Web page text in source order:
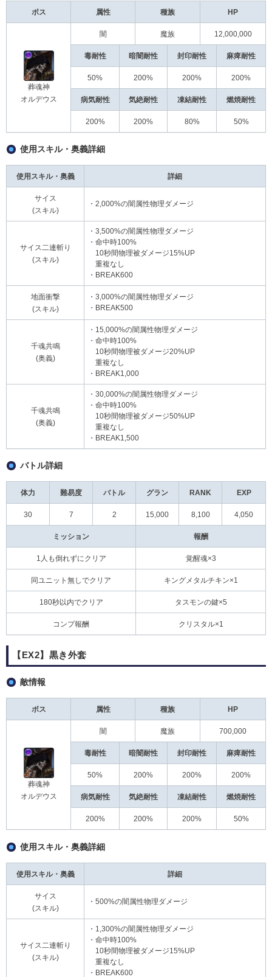
ボス 属性 種族 HP
葬魂神
オルデウス
闇 魔族 12,000,000
毒耐性 暗闇耐性 封印耐性 麻痺耐性
50% 200% 200% 200%
病気耐性 気絶耐性 凍結耐性 燃焼耐性
200% 200% 80% 50%
使用スキル・奥義詳細
使用スキル・奥義 詳細
サイス
(スキル)
・2,000%の闇属性物理ダメージ
サイス二連斬り
(スキル)
・3,500%の闇属性物理ダメージ
・命中時100%
10秒間物理被ダメージ15%UP
重複なし
・BREAK600
地面衝撃
(スキル)
・3,000%の闇属性物理ダメージ
・BREAK500
千魂共鳴
(奥義)
・15,000%の闇属性物理ダメージ
・命中時100%
10秒間物理被ダメージ20%UP
重複なし
・BREAK1,000
千魂共鳴
(奥義)
・30,000%の闇属性物理ダメージ
・命中時100%
10秒間物理被ダメージ50%UP
重複なし
・BREAK1,500
バトル詳細
体力 難易度 バトル グラン RANK EXP
30 7 2 15,000 8,100 4,050
ミッション 報酬
1人も倒れずにクリア 覚醒魂×3
同ユニット無しでクリア キングメタルチキン×1
180秒以内でクリア タスモンの鍵×5
コンプ報酬 クリスタル×1
【EX2】黒き外套
敵情報
ボス 属性 種族 HP
葬魂神
オルデウス
闇 魔族 700,000
毒耐性 暗闇耐性 封印耐性 麻痺耐性
50% 200% 200% 200%
病気耐性 気絶耐性 凍結耐性 燃焼耐性
200% 200% 200% 50%
使用スキル・奥義詳細
使用スキル・奥義 詳細
サイス
(スキル)
・500%の闇属性物理ダメージ
サイス二連斬り
(スキル)
・1,300%の闇属性物理ダメージ
・命中時100%
10秒間物理被ダメージ15%UP
重複なし
・BREAK600